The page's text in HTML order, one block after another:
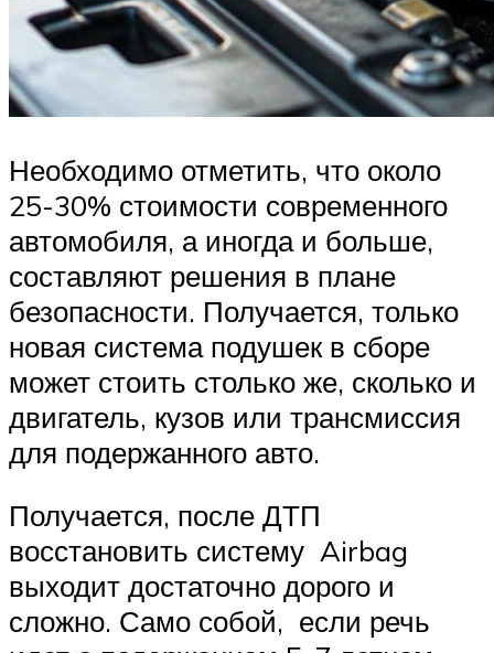
Необходимо отметить, что около
25-30% стоимости современного
автомобиля, а иногда и больше,
составляют решения в плане
безопасности. Получается, только
новая система подушек в сборе
может стоить столько же, сколько и
двигатель, кузов или трансмиссия
для подержанного авто.
Получается, после ДТП
восстановить систему Airbag
выходит достаточно дорого и
сложно. Само собой, если речь